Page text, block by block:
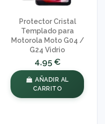
Protector Cristal
Templado para
Motorola Moto G04 /
G24 Vidrio
4,95 €
AÑADIR AL
CARRITO